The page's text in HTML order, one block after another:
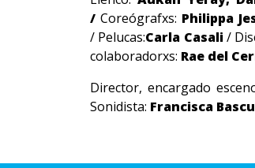
/ Coreógrafxs: Philippa
/ Pelucas:Carla Casali/
colaboradorxs: Rae del
Director, encargado
Sonidista: Francisca